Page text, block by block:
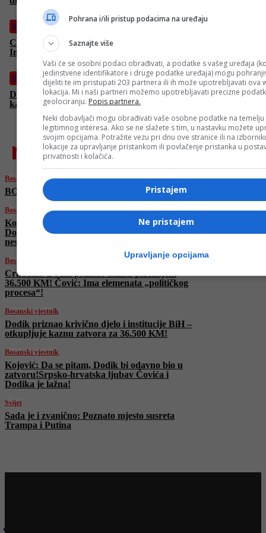
Bosanski vjestnik
Crnadak: Dodik priznao kaznu plaćanjem 36.500 KM! Čović:
Ima elemenata „političkog procesa“!
Bosanski vjestnik
Dodik priznao krivično djelo i institucije BiH – otkupljuje
kaznu zatvora za 36.500 KM!
najnovije
Bosanski vjestnik
BOSANSKI VJESTNIK – 12.08.2025.
Bosanski vjestnik
Konaković: Prijetnje Ruske Federacije i
Dodika nikad direktnije! Oni čak prijete
nestankom BiH!
Bosanski vjestnik
Crnadak: Dodik priznao kaznu plaćanjem
36.500 KM! Čović: Ima elemenata „političkog
procesa“!
Bosanski vjestnik
Dodik priznao krivično djelo i institucije BiH –
otkupljuje kaznu zatvora za 36.500 KM!
Bosanski vjestnik
Kojović: Da se pitam, Dodik bi odavno bio u
zatvoru!Srpsko-hrvatska ljubav Čovića i
Dodika je lažna!
Svijet
Sada je i zvanično: Poznato mjesto susreta
Trampa i Putina
Pohrana i/ili pristup podacima na uređaju
Saznajte više
Vaši će se osobni podaci obrađivati, a podatke s vašeg uređaja
jedinstvene identifikatore i druge podatke uređaja) mogu
dijeliti te im pristupati 203 partnera ili ih može upotrebljavati ova
lokacija. Mi i naši partneri možemo upotrebljavati precizne
geolociranju. Popis partnera.
Neki dobavljači mogu obrađivati vaše osobne podatke na temelju
legitimnog interesa. Ako se ne slažete s tim, u nastavku možete
svojim opcijama. Potražite vezu pri dnu ove stranice ili na
lokacije za upravljanje pristankom ili povlačenje pristanka u
privatnosti i kolačića.
Pristajem
Ne pristajem
Upravljanje opcijama